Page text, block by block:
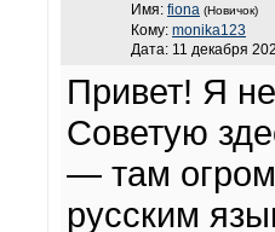
Имя: fiona (Новичок)
Кому: monika123
Дата: 11 декабря
Привет! Я
Советую
— там
русским